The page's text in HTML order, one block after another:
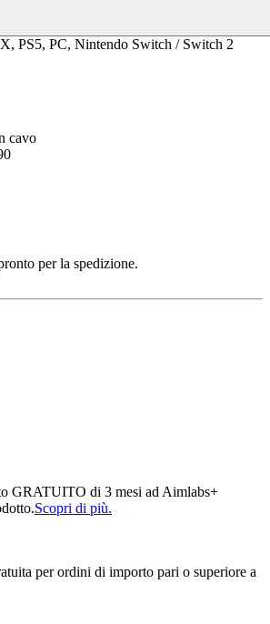
PS5, PC, Nintendo Switch / Switch 2
cavo
per la spedizione.
GRATUITO di 3 mesi ad Aimlabs+
Scopri di più.
per ordini di importo pari o superiore a